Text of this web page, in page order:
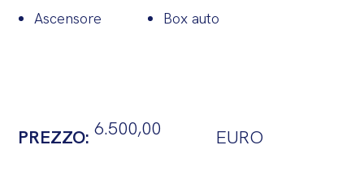
Ascensore
Box auto
PREZZO:6.500,00 EURO